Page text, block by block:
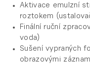
Aktivace emulzní
roztokem
Finální ruční
voda)
Sušení vypraných
obrazovými